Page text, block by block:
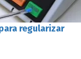
regularizar